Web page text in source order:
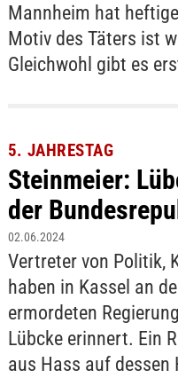
Mannheim hat
Motiv des Täters ist
Gleichwohl gibt es
5. JAHRESTAG
Steinmeier:
der
02.06.2024
Vertreter von Politik,
haben in Kassel an
ermordeten
Lübcke erinnert. Ein
aus Hass auf dessen